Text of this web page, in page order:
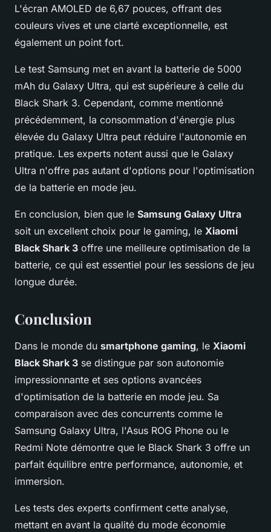
L'écran AMOLED de 6,67 pouces, offrant des
couleurs vives et une clarté exceptionnelle, est
également un point fort.
Le test Samsung met en avant la batterie de 5000
mAh du Galaxy Ultra, qui est supérieure à celle du
Black Shark 3. Cependant, comme mentionné
précédemment, la consommation d'énergie plus
élevée du Galaxy Ultra peut réduire l'autonomie en
pratique. Les experts notent aussi que le Galaxy
Ultra n'offre pas autant d'options pour l'optimisation
de la batterie en mode jeu.
En conclusion, bien que le Samsung Galaxy Ultra
soit un excellent choix pour le gaming, le Xiaomi
Black Shark 3 offre une meilleure optimisation de la
batterie, ce qui est essentiel pour les sessions de jeu
longue durée.
Conclusion
Dans le monde du smartphone gaming, le Xiaomi
Black Shark 3 se distingue par son autonomie
impressionnante et ses options avancées
d'optimisation de la batterie en mode jeu. Sa
comparaison avec des concurrents comme le
Samsung Galaxy Ultra, l'Asus ROG Phone ou le
Redmi Note démontre que le Black Shark 3 offre un
parfait équilibre entre performance, autonomie, et
immersion.
Les tests des experts confirment cette analyse,
mettant en avant la qualité du mode économie